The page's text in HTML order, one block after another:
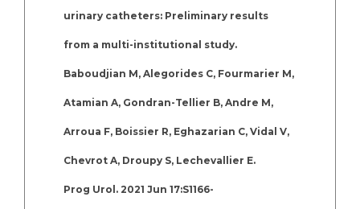
urinary catheters: Preliminary results
from a multi-institutional study.
Baboudjian M, Alegorides C, Fourmarier M,
Atamian A, Gondran-Tellier B, Andre M,
Arroua F, Boissier R, Eghazarian C, Vidal V,
Chevrot A, Droupy S, Lechevallier E.
Prog Urol. 2021 Jun 17:S1166-